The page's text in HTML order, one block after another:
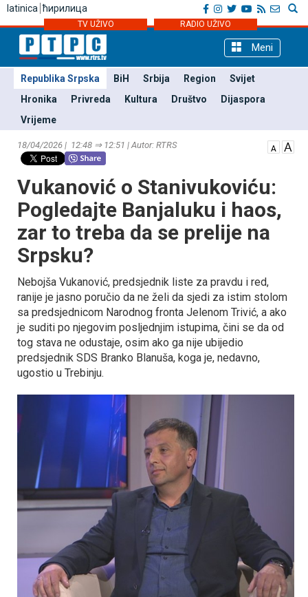
latinica ћирилица
TV UŽIVO RADIO UŽIVO
Meni
Republika Srpska BiH Srbija Region
Svijet
Hronika
Privreda Kultura Društvo
Dijaspora
Vrijeme
18/04/2026 | 12:48 ⇒ 12:51 | Autor: RTRS
Vukanović o Stanivukoviću:
Pogledajte Banjaluku i haos,
zar to treba da se prelije na
Srpsku?
Nebojša Vukanović, predsjednik liste za pravdu i red,
ranije je jasno poručio da ne želi da sjedi za istim stolom
sa predsjednicom Narodnog fronta Јelenom Trivić, a ako
je suditi po njegovim posljednjim istupima, čini se da od
tog stava ne odustaje, osim ako ga nije ubijedio
predsjednik SDS Branko Blanuša, koga je, nedavno,
ugostio u Trebinju.